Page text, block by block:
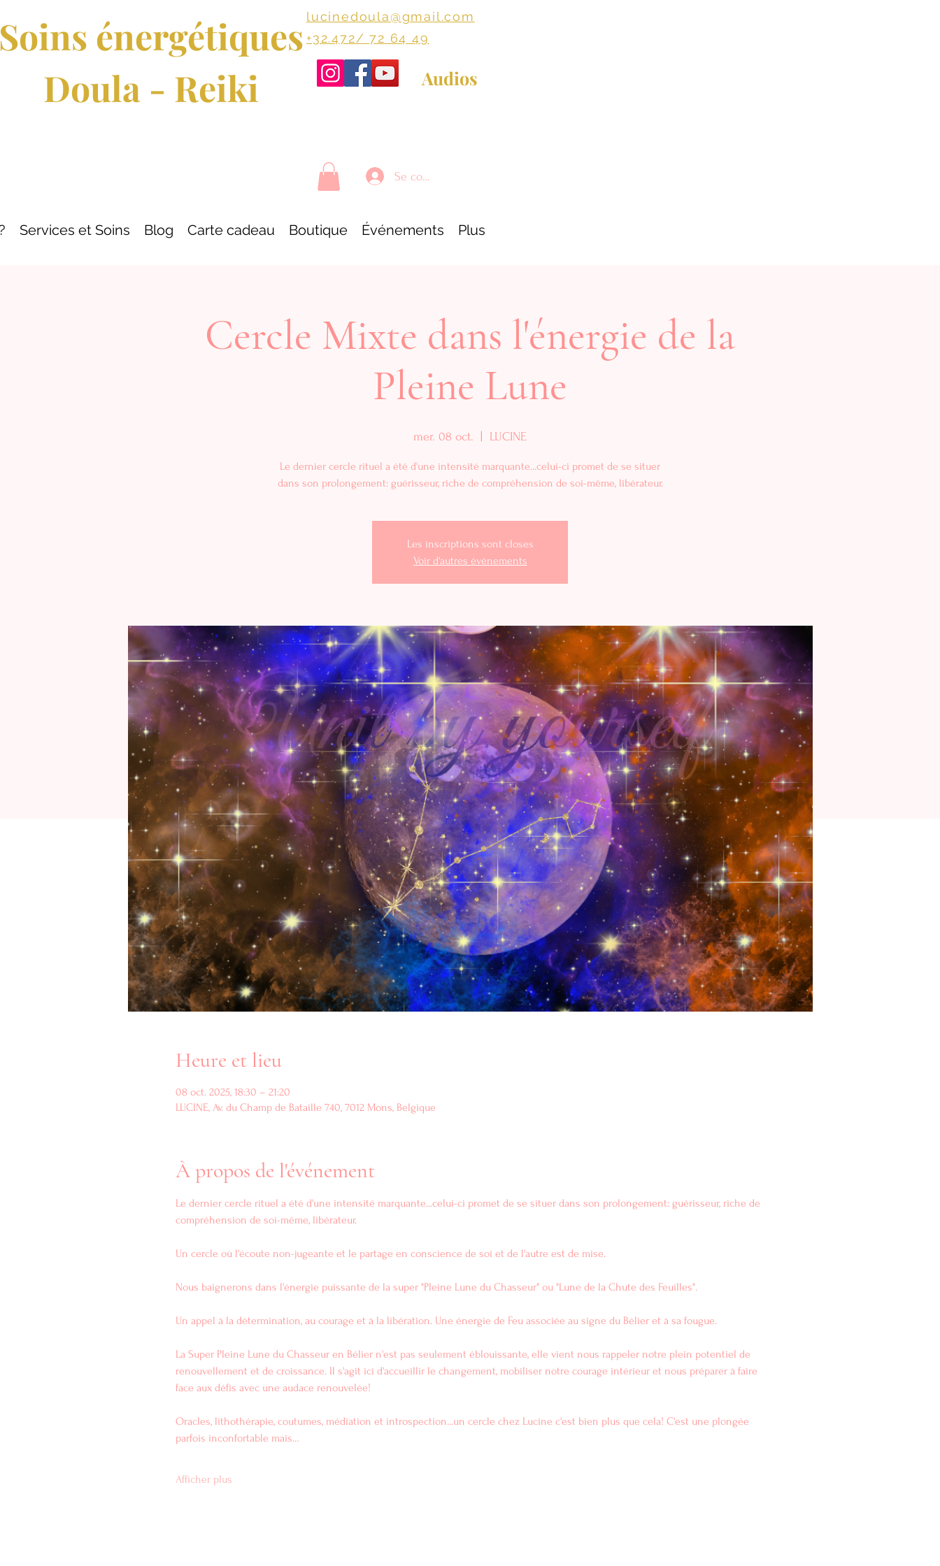
énergétiques
Doula - Reiki
lucinedoula@gmail.com
+32.472/ 72 64 49
Audios
Se connecter
Services et Soins Blog Carte cadeau Boutique Événements Plus
Cercle Mixte dans l'énergie de la
Pleine Lune
mer. 08 oct. LUCINE
Le dernier cercle rituel a été d'une intensité marquante...celui-ci promet de se situer
dans son prolongement: guérisseur, riche de compréhension de soi-même, libérateur.
Les inscriptions sont closes
Voir d'autres événements
Heure et lieu
08 oct. 2025, 18:30 – 21:20
LUCINE, Av. du Champ de Bataille 740, 7012 Mons, Belgique
À propos de l'événement
Le dernier cercle rituel a été d'une intensité marquante...celui-ci promet de se situer dans son prolongement: guérisseur, riche de
compréhension de soi-même, libérateur.
Un cercle où l'écoute non-jugeante et le partage en conscience de soi et de l'autre est de mise.
Nous baignerons dans l'énergie puissante de la super "Pleine Lune du Chasseur" ou "Lune de la Chute des Feuilles".
Un appel à la détermination, au courage et à la libération. Une énergie de Feu associée au signe du Bélier et à sa fougue.
La Super Pleine Lune du Chasseur en Bélier n'est pas seulement éblouissante, elle vient nous rappeler notre plein potentiel de
renouvellement et de croissance. Il s'agit ici d'accueillir le changement, mobiliser notre courage intérieur et nous préparer à faire
face aux défis avec une audace renouvelée!
Oracles, lithothérapie, coutumes, médiation et introspection...un cercle chez Lucine c'est bien plus que cela! C'est une plongée
parfois inconfortable mais…
Afficher plus